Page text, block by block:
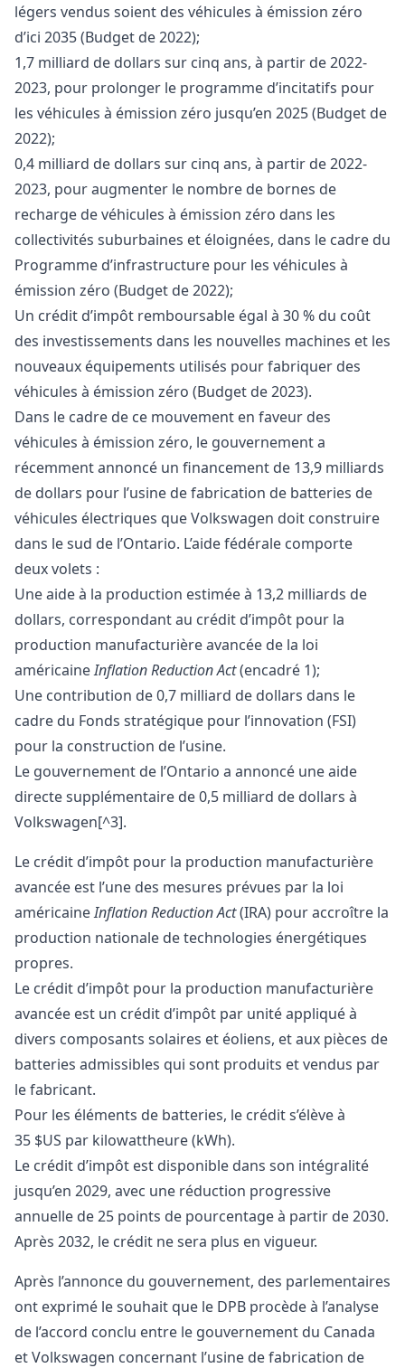
légers vendus soient des véhicules à émission zéro
d’ici 2035 (Budget de 2022);
1,7 milliard de dollars sur cinq ans, à partir de 2022-
2023, pour prolonger le programme d’incitatifs pour
les véhicules à émission zéro jusqu’en 2025 (Budget de
2022);
0,4 milliard de dollars sur cinq ans, à partir de 2022-
2023, pour augmenter le nombre de bornes de
recharge de véhicules à émission zéro dans les
collectivités suburbaines et éloignées, dans le cadre du
Programme d’infrastructure pour les véhicules à
émission zéro (Budget de 2022);
Un crédit d’impôt remboursable égal à 30 % du coût
des investissements dans les nouvelles machines et les
nouveaux équipements utilisés pour fabriquer des
véhicules à émission zéro (Budget de 2023).
Dans le cadre de ce mouvement en faveur des
véhicules à émission zéro, le gouvernement a
récemment annoncé un financement de 13,9 milliards
de dollars pour l’usine de fabrication de batteries de
véhicules électriques que Volkswagen doit construire
dans le sud de l’Ontario. L’aide fédérale comporte
deux volets :
Une aide à la production estimée à 13,2 milliards de
dollars, correspondant au crédit d’impôt pour la
production manufacturière avancée de la loi
américaineInflation Reduction Act(encadré 1);
Une contribution de 0,7 milliard de dollars dans le
cadre du Fonds stratégique pour l’innovation (FSI)
pour la construction de l’usine.
Le gouvernement de l’Ontario a annoncé une aide
directe supplémentaire de 0,5 milliard de dollars à
Volkswagen[^3].
Le crédit d’impôt pour la production manufacturière
avancée est l’une des mesures prévues par la loi
américaineInflation Reduction Act(IRA) pour accroître la
production nationale de technologies énergétiques
propres.
Le crédit d’impôt pour la production manufacturière
avancée est un crédit d’impôt par unité appliqué à
divers composants solaires et éoliens, et aux pièces de
batteries admissibles qui sont produits et vendus par
le fabricant.
Pour les éléments de batteries, le crédit s’élève à
35 $US par kilowattheure (kWh).
Le crédit d’impôt est disponible dans son intégralité
jusqu’en 2029, avec une réduction progressive
annuelle de 25 points de pourcentage à partir de 2030.
Après 2032, le crédit ne sera plus en vigueur.
Après l’annonce du gouvernement, des parlementaires
ont exprimé le souhait que le DPB procède à l’analyse
de l’accord conclu entre le gouvernement du Canada
et Volkswagen concernant l’usine de fabrication de